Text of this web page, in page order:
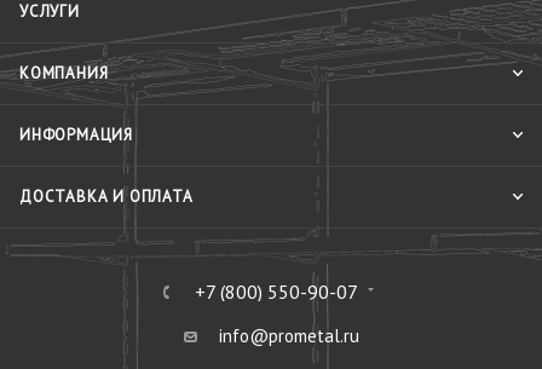
УСЛУГИ
КОМПАНИЯ
ИНФОРМАЦИЯ
ДОСТАВКА И ОПЛАТА
+7 (800) 550-90-07
info@prometal.ru